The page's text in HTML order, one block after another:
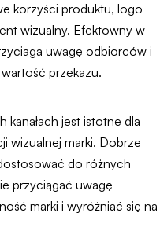
korzyści produktu, logo
wizualny. Efektowny w
uwagę odbiorców i
przekazu.
kanałach jest istotne dla
wizualnej marki. Dobrze
do różnych
przyciągać uwagę
marki i wyróżniać się na